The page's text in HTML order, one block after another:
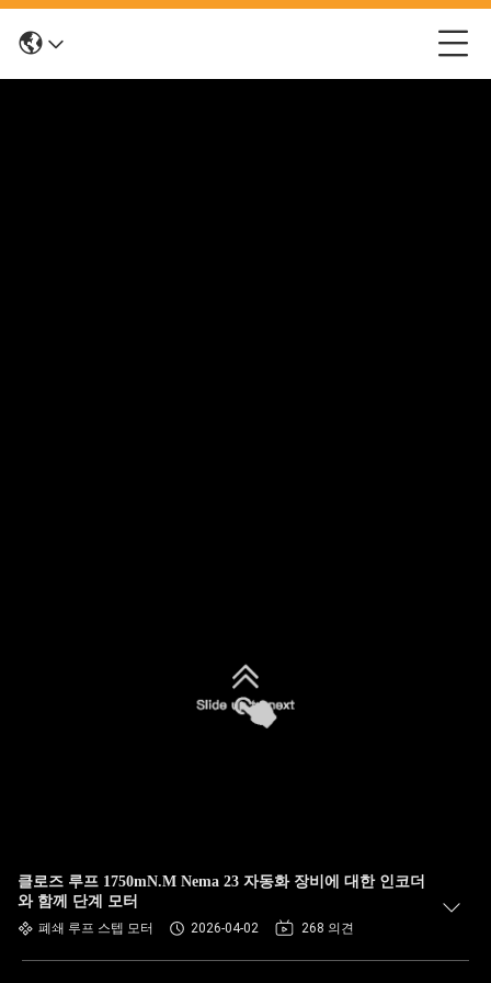
클로즈 루프 1750mN.M Nema 23 자동화 장비에 대한 인코더
와 함께 단계 모터
폐쇄 루프 스텝 모터 2026-04-02 268 의견